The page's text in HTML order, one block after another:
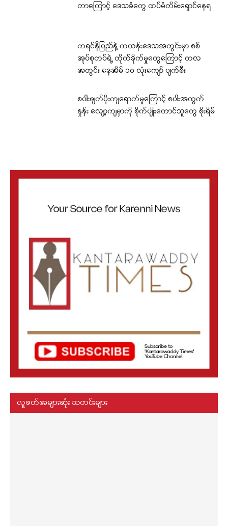
တာကြောင့် ဒေသခံတွေ ထပ်မံတိမ်းရှောင်နေရ
ကရင်နီပြည်နဲ့ ကယန်းဒေသအတွင်းမှာ စစ်
အုပ်စုတပ်ရဲ့ တိုက်ခိုက်မှုတွေကြောင့် တလ
အတွင်း နေအိမ် ၁၀ လုံးကျော် ပျက်စီး
စပါးဖျက်ပိုးကျရောက်မှုကြောင့် စပါးအထွက်
နှုန်း လျော့ကျမှာကို စိုက်ပျိုးတောင်သူတွေ စိုးရိမ်
လူဖတ်အများဆုံး သတင်းများ